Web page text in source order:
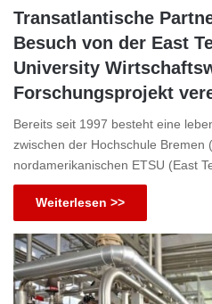
Transatlantische
Besuch von der East
University
Forschungsprojekt
Bereits seit 1997 besteht eine
zwischen der Hochschule Bremen
nordamerikanischen ETSU (East
Weiterlesen >>